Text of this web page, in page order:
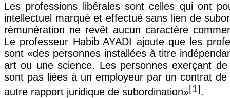
Les professions libérales sont celles qui ont
intellectuel marqué et effectué sans lien de
rémunération ne revêt aucun caractère
Le professeur Habib AYADI ajoute que les
sont «des personnes installées à titre
art ou une science. Les personnes exerçant
sont pas liées à un employeur par un contrat
autre rapport juridique de subordination»[1].